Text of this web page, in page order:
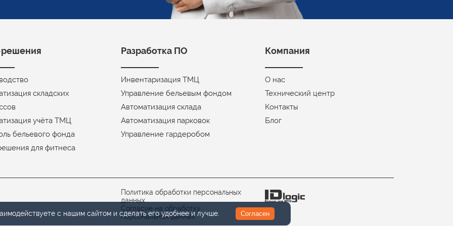
решения
складских
учёта ТМЦ
бельевого фонда
для фитнеса
Разработка ПО
Инвентаризация ТМЦ
Управление бельевым фондом
Автоматизация склада
Автоматизация парковок
Управление гардеробом
Компания
О нас
Технический центр
Контакты
Блог
Политика обработки персональных
данных
Согласие на обработку
персональных данных
с нашим сайтом и сделатьего удобнееи лучше. Согласен